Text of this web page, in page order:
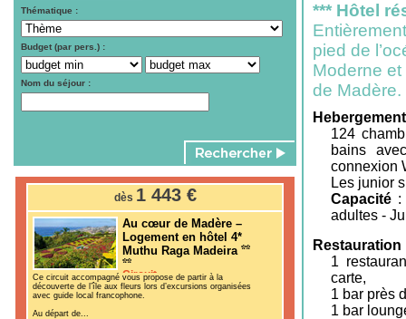
Thématique :
Budget (par pers.) :
Nom du séjour :
dès 1 443 €
Au cœur de Madère –
Logement en hôtel 4*
Muthu Raga Madeira
Circuit
Ce circuit accompagné vous propose de partir à la
découverte de l’île aux fleurs lors d’excursions organisées
avec guide local francophone.
Au départ de...
*** Hôtel
pied de
Moderne et
de Madère.
124
bains
connexion
Les junior
Capacité :
adultes -
Restauration
1
carte,
1 bar près
1 bar